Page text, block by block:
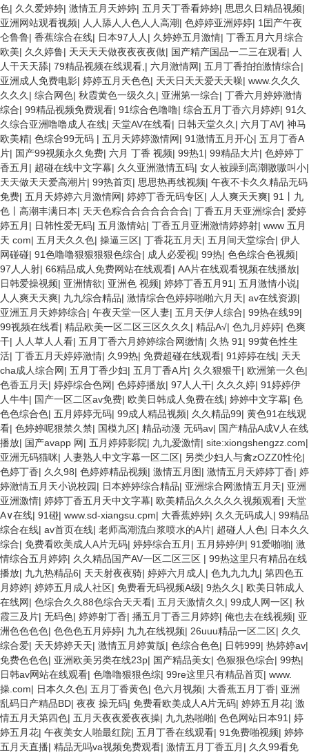
色| 久久爱婷婷| 激情五月天婷婷| 五月天丁香看婷婷| 思思久日精品视频|
亚洲网站观看视频| 人人舔人人色人人高潮| 色婷婷亚洲婷婷| 1囯产午夜
仑鲁鲁| 香蕉综合在线| 日本97人人 | 久婷婷五月激情| 丁香五月六月综合
欧美| 久久婷鲁| 天天天天做夜夜夜夜做| 国产精产国品一二三在观看| 人
人干天天舔| 79精品视频在线观看, | 六月激情网| 五月丁香拍拍激情综合|
亚洲成人免费电影| 婷婷五月天色色| 天天日天天爱天天噪| www.久久久
久久久 | 综合网色| 秋霞黄色一级久久 | 亚洲第一综合| 丁香六月婷婷激情
综合| 99精品视频免费观看| 91综合色噜噜| 综合五月丁香六月婷婷| 91久
久综合亚洲噜噜成人在线| 天堂AV在线看| 日韩天堂久久 | 六月丁AV| 神马
欧美精| 色综合99无码 | 五月天婷婷激情网| 91激情五月开心| 五月丁香A
片| 国产99视频永久免费| 六月 丁香 视频| 99热1 | 99精品大片| 色婷婷丁
香五月 | 超碰在线中文字幕| 久久亚洲激情五码| 女人被躁到高潮嗷嗷叫小|
天天做天天爱高潮片| 99热首页| 思思热再线视频| 午夜不卡久久精品无码
免费| 五月天婷婷六月激情网| 婷婷丁香无码专区| 人人爽天天爽| 91丨九
色丨高潮丰满日本| 天天色粽合合合合合合合| 丁香五月天亚洲综合| 爱婷
婷五月 | 日韩性爱无码| 五月激情站| 丁香五月亚洲激情婷婷射| www 五月
天 com| 五月天久久色| 操逼三区| 丁香花五月天| 五月间天堂综合| 伊人
网碰碰| 91色噜噜狠狠狠狠色综合| 成人必爱视| 99热| 色色综合色视频|
97人人射| 66精品成人免费网站在线观看| AA片在线观看视频在线播放|
日韩爱操视频| 亚洲情欲| 亚洲色 视频| 婷婷丁香五月91 | 五月激情小说|
人人爽天天爽| 九九综合精品| 激情综合色婷婷啪啪六月天| av在线资源|
亚洲五月天婷婷综合| 午夜天堂一区人妻| 五月天伊人综合| 99热在线99|
99视频在线看| 精品欧美一区二区三区久久久 | 精品A√| 色九月婷婷| 色爽
干| 人人草人人看| 五月丁香六月婷婷综合网缴情| 久热 91 | 99黄色性生
活| 丁香五月天婷婷激情| 久99热| 免费超碰在线观看| 91婷婷在线| 天天
cha成人综合网| 五月丁香少妇| 五月丁香A片| 久久狠狠干| 欧洲第一久色|
色香五月天| 婷婷综合色网| 色婷婷播放| 97人人干| 久久久婷| 91婷婷伊
人牛牛| 国产一区二区av免费| 欧美日韩成人免费在线| 婷婷中文字幕| 色
色色综合色| 五月婷婷无码| 99成人精品视频| 久久精品99| 黄色91在线观
看| 色婷婷呢狠禁久禁| 国模九区| 精品动漫 无码av| 国产精品A成V人在线
播放| 国产avapp 网| 五月婷婷影院| 九九爱激情| site:xiongshengzz.com|
亚洲无码猫咪| 人妻熟人中文字幕一区二区| 另类少妇人与禽zOZZ0性伦|
色婷丁香| 久久98| 色婷婷精品视频| 激情五月图| 激情五月天婷婷丁香| 婷
婷激情五月天小说校园| 日本婷婷综合精品| 亚洲综合网激情五月天| 亚洲
亚洲激情| 婷婷丁香五月天中文字幕| 欧美精品久久久久久视频观看| 天堂
A∨在线| 91碰| www.sd-xiangsu.cpm| 大香蕉婷婷| 久久无码成人 | 99精品
综合在线| av首页在线| 老师高潮流白浆喷水的A片| 超碰人人色| 日本久久
综合| 免费看欧美成人A片无码| 婷婷综合五月 | 五月婷婷伊| 91爱啪啪| 激
情综合五月婷婷| 久久精品国产AV一区二区三区 | 99热这里只有精品在线
播放| 九九热精品6| 天天射夜夜骑| 婷婷六月成人 | 色九九九九| 第四色五
月婷婷| 婷婷五月成人社区| 免费看无码视频A级| 9热久久 | 欧美日韩成人
在线网| 色综合久久88色综合天天看| 五月天激情久久 | 99成人网一区| 秋
霞三及片| 无码色| 婷婷射丁香| 播五月丁香三月婷婷| 俺也去在线视频| 亚
洲色色色色| 色色色五月婷婷| 九九在线视频| 26uuu精品一区二区| 久久
综合爱| 天天婷婷天天| 激情五月婷黄版| 色综合色色| 日韩999| 热婷婷av|
免费色色色| 亚洲欧美另类在线23p| 国产精品美女| 色狠狠色综合| 99热|
日韩av网站在线观看| 色噜噜狠狠色综| 99re这里只有精品首页| www.
操.com| 日本久久色| 五月丁香黄色| 色六月视频| 大香蕉五月丁香| 亚洲
乱码日产精品BD| 夜夜 操无码| 免费看欧美成人A片无码| 婷婷五月花| 激
情五月天第四色| 五月天夜夜爱夜夜操| 九九热啪啪| 色色网站日本91 | 婷
婷五月花| 午夜美女人啪最红院| 五月丁香在线观看| 91免费啪视频| 婷婷
五月天直播| 精品无吗va视频免费观看| 激情五月丁香五月 | 久久99看免